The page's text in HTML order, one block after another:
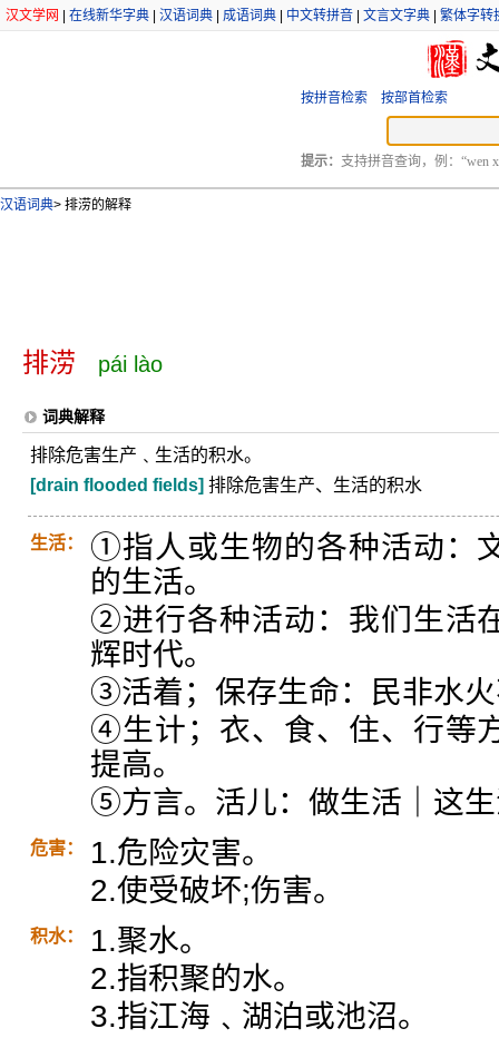
汉文学网 在线新华字典 汉语词典 成语词典 中文转拼音 文言文字典 繁体字转
按拼音检索 按部首检索
提示： 支持拼音查询，例：“wen
汉语词典> 排涝的解释
排涝 pái lào
词典解释
排除危害生产﹑生活的积水。
[drain flooded fields] 排除危害生产、生活的积水
生活：
①指人或生物的各种活动：
的生活。
②进行各种活动：我们生活
辉时代。
③活着；保存生命：民非水
④生计；衣、食、住、行等
提高。
⑤方言。活儿：做生活｜这
危害：
1.危险灾害。
2.使受破坏;伤害。
积水：
1.聚水。
2.指积聚的水。
3.指江海﹑湖泊或池沼。